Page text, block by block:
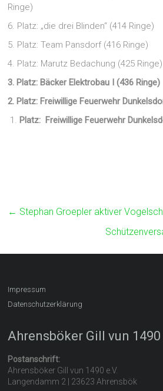
Ringe)
6. Platz: „die drei Blinden“ (414 Ringe)
5. Platz: Team Pansdorf (416 Ringe)
4. Platz: Marutz Bedachung (425 Ringe)
3. Platz: Bäcker Elektrobau I (436 Ringe)
2. Platz: Freiwillige Feuerwehr
Platz: Freiwillige Feuerwehr
← Stephan Groepler aktiver
Impressum
Datenschutzerklärung
Ahrensböker Gill vun 1490
Postanschrift:
Ahrensböker Gill vun 1490 e.V.
Langendamm 2 | 23623 Ahrensbök